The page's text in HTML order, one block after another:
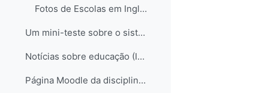
Fotos de Escolas em Inglaterra
Um mini-teste sobre o sistema educativo inglês...
Notícias sobre educação (Inglaterra e não só)
Página Moodle da disciplina de Science